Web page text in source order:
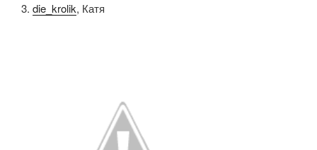
3. die_krolik, Катя